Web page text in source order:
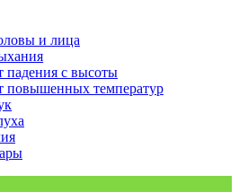
и лица
падения с высоты
повышенных температур